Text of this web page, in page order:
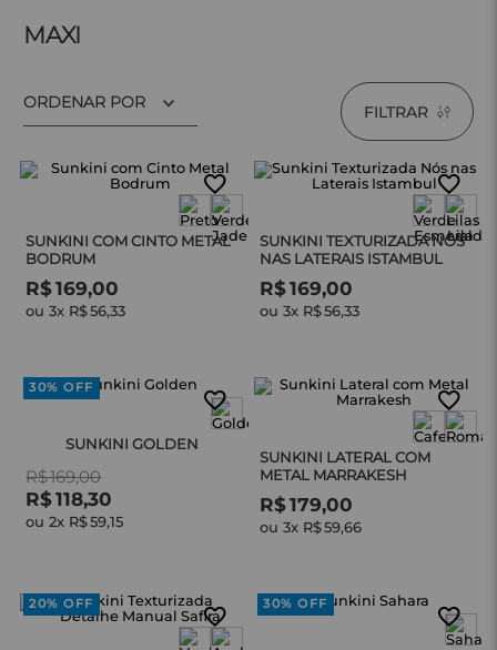
MAXI
ORDENAR POR FILTRAR
SUNKINI COM CINTO METAL
BODRUM
R$169,00
ou 3x R$56,33
SUNKINI TEXTURIZADA NÓS
NAS LATERAIS ISTAMBUL
R$169,00
ou 3x R$56,33
30% OFF
SUNKINI GOLDEN
R$169,00
R$118,30
ou 2x R$59,15
SUNKINI LATERAL COM
METAL MARRAKESH
R$179,00
ou 3x R$59,66
20% OFF 30% OFF